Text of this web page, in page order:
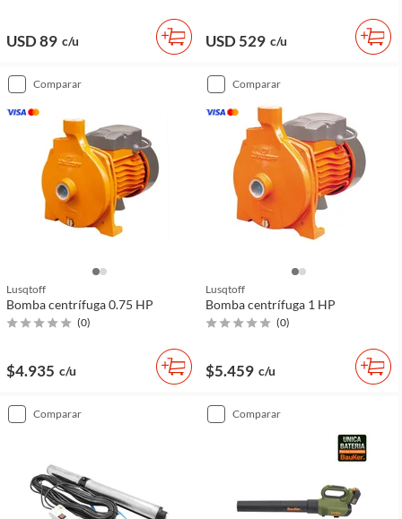
USD 89 c/u USD 529 c/u
comparar
Lusqtoff
Bomba centrífuga 0.75 HP
(0)
$4.935 c/u
comparar
Lusqtoff
Bomba centrífuga 1 HP
(0)
$5.459 c/u
comparar comparar